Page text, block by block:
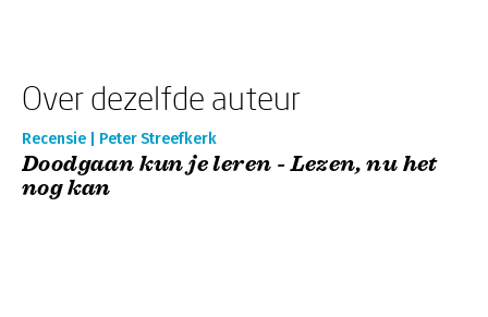
Over dezelfde auteur
Recensie | Peter Streefkerk
Doodgaan kun je leren - Lezen, nu het
nog kan